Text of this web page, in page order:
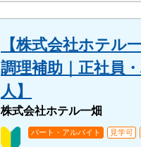
【株式会社ホテ
調理補助｜正社員
人】
株式会社ホテル一畑
パート・アルバイト 見学可